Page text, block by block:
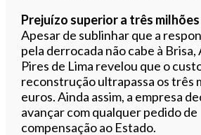
Prejuízo superior a três
Apesar de sublinhar que a
pela derrocada não cabe à
Pires de Lima revelou que o
reconstrução ultrapassa os três
euros. Ainda assim, a empresa
avançar com qualquer pedido de
compensação ao Estado.